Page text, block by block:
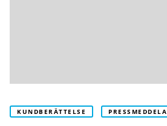
KUNDBERÄTTELSE